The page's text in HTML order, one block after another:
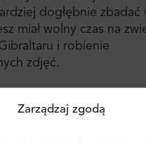
Zarządzaj zgodą
dogłębnie zbadać
miał wolny czas na
i robienie
zdjęć.
wycieczka z Sewilli